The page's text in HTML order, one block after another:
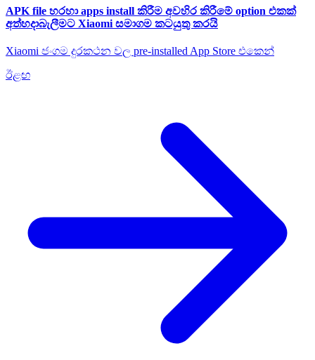
APK file හරහා apps install කිරීම අවහිර කිරීමේ option එකක්
අත්හදාබැලීමට Xiaomi සමාගම කටයුතු කරයි
Xiaomi ජංගම දුරකථන වල pre-installed App Store එකෙන්
ඊළඟ